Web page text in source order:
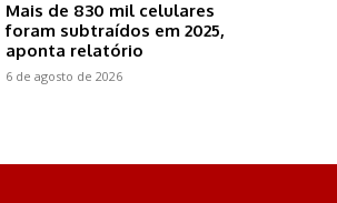
Mais de 830 mil celulares
foram subtraídos em 2025,
aponta relatório
6 de agosto de 2026